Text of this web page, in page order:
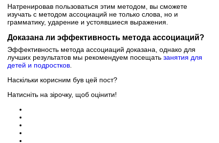
Натренировав пользоваться этим методом, вы сможете
изучать с методом ассоциаций не только слова, но и
грамматику, ударение и устоявшиеся выражения.
Доказана ли эффективность метода ассоциаций?
Эффективность метода ассоциаций доказана, однако для
лучших результатов мы рекомендуем посещать занятия для
детей и подростков
Наскільки корисним був цей пост?
Натисніть на зірочку, щоб оцінити!